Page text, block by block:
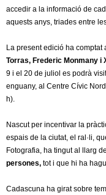
s
n
a
)
accedir a la informació de
aquests anys, triades entre
La present edició ha comptat
Torras, Frederic Monmany i
9 i el 20 de juliol es podrà
enguany, al Centre Cívic
h).
Nascut per incentivar la
espais de la ciutat, el ral·li,
Fotografia, ha tingut al llarg
persones, tot i que hi ha
Cadascuna ha girat sobre